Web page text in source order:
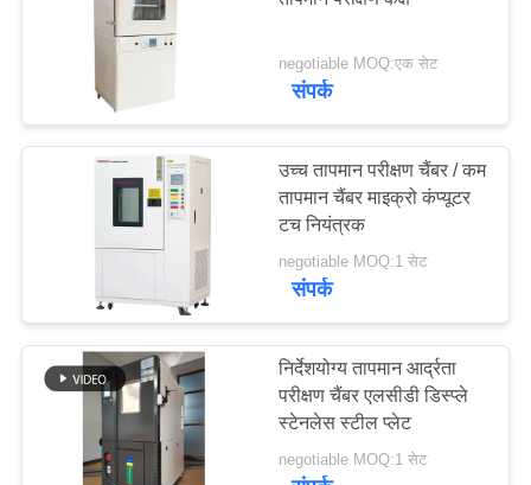
शो
कारखाना
negotiable MOQ:एक सेट
संपर्क
उच्च तापमान परीक्षण चैंबर / कम
तापमान चैंबर माइक्रो कंप्यूटर
टच नियंत्रक
negotiable MOQ:1 सेट
संपर्क
निर्देशयोग्य तापमान आर्द्रता
परीक्षण चैंबर एलसीडी डिस्प्ले
स्टेनलेस स्टील प्लेट
negotiable MOQ:1 सेट